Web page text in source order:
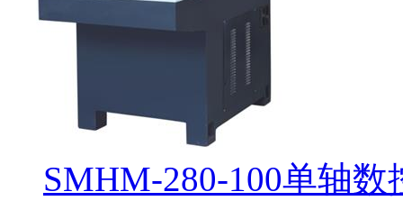
SMHM-280-100单轴